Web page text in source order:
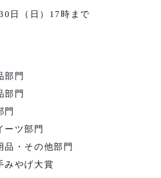
日（日）17時まで
部門
部門
門
ツ部門
・その他部門
やげ大賞